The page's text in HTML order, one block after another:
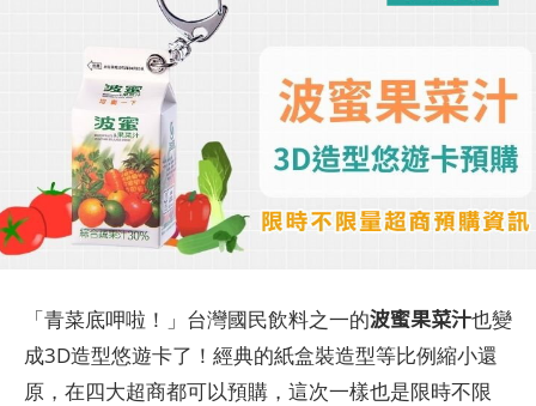
「青菜底呷啦！」台灣國民飲料之一的波蜜果菜汁也變
成3D造型悠遊卡了！經典的紙盒裝造型等比例縮小還
原，在四大超商都可以預購，這次一樣也是限時不限